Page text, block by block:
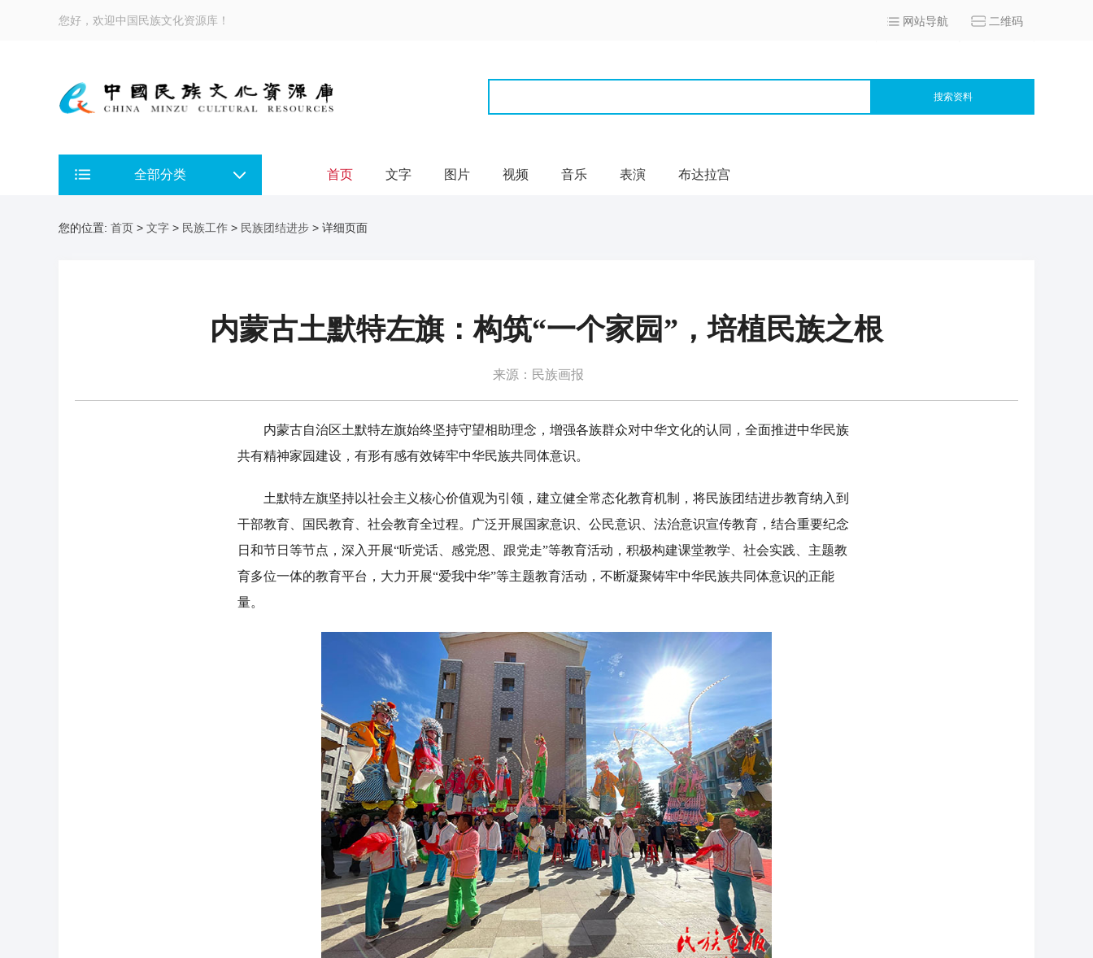
您好，欢迎中国民族文化资源库！ 网站导航 二维码
搜索资料
全部分类 首页 文字 图片 视频 音乐 表演 布达拉宫
您的位置: 首页 > 文字 > 民族工作 > 民族团结进步 > 详细页面
内蒙古土默特左旗：构筑“一个家园”，培植民族之根
来源：民族画报
内蒙古自治区土默特左旗始终坚持守望相助理念，增强各族群众对中华文化的认同，全面推进中华民族
共有精神家园建设，有形有感有效铸牢中华民族共同体意识。
土默特左旗坚持以社会主义核心价值观为引领，建立健全常态化教育机制，将民族团结进步教育纳入到
干部教育、国民教育、社会教育全过程。广泛开展国家意识、公民意识、法治意识宣传教育，结合重要纪念
日和节日等节点，深入开展“听党话、感党恩、跟党走”等教育活动，积极构建课堂教学、社会实践、主题教
育多位一体的教育平台，大力开展“爱我中华”等主题教育活动，不断凝聚铸牢中华民族共同体意识的正能
量。